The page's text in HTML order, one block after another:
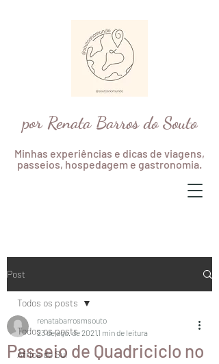
por Renata Barros do Souto
Minhas experiências e dicas de viagens,
passeios, hospedagem e gastronomia.
Post
Todos os posts
África do Sul
Todos os posts
Passeio de Quadriciclo no
renatabarrosmsouto
23 de ago. de 2021 1 min de leitura